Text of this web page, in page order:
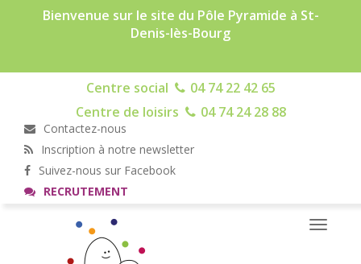
Bienvenue sur le site du Pôle Pyramide à St-
Denis-lès-Bourg
Centre social
04 74 22 42 65
Centre de loisirs
04 74 24 28 88
Contactez-nous
Inscription à notre newsletter
Suivez-nous sur Facebook
RECRUTEMENT
Toggle